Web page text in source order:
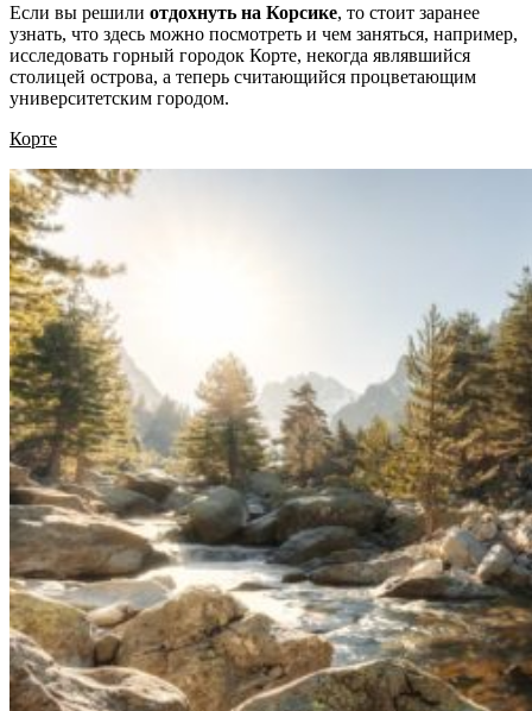
Если вы решили отдохнуть на Корсике, то стоит заранее
узнать, что здесь можно посмотреть и чем заняться, например,
исследовать горный городок Корте, некогда являвшийся
столицей острова, а теперь считающийся процветающим
университетским городом.
Корте